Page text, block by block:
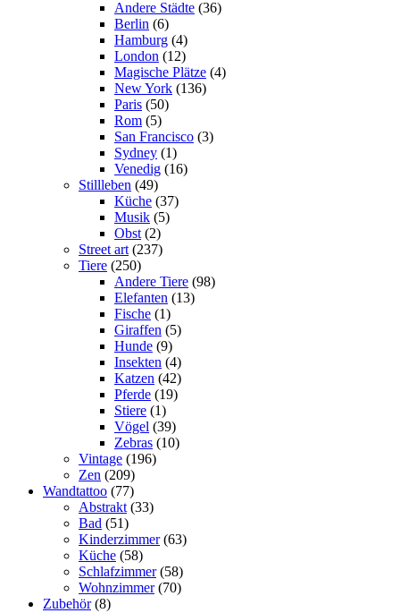
Andere Städte (36)
Berlin (6)
Hamburg (4)
London (12)
Magische Plätze (4)
New York (136)
Paris (50)
Rom (5)
San Francisco (3)
Sydney (1)
Venedig (16)
Stillleben (49)
Küche (37)
Musik (5)
Obst (2)
Street art (237)
Tiere (250)
Andere Tiere (98)
Elefanten (13)
Fische (1)
Giraffen (5)
Hunde (9)
Insekten (4)
Katzen (42)
Pferde (19)
Stiere (1)
Vögel (39)
Zebras (10)
Vintage (196)
Zen (209)
Wandtattoo (77)
Abstrakt (33)
Bad (51)
Kinderzimmer (63)
Küche (58)
Schlafzimmer (58)
Wohnzimmer (70)
Zubehör (8)